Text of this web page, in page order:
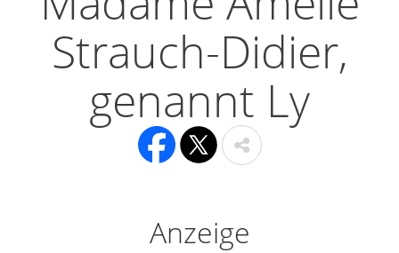
Strauch-Didier,
genannt Ly
Anzeige